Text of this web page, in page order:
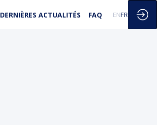
DERNIÈRES ACTUALITÉS FAQ ENFR